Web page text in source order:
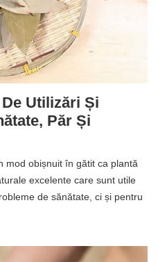
Utilizări Și
Păr Și
mod obișnuit în gătit ca plantă
excelente care sunt utile
de sănătate, ci și pentru